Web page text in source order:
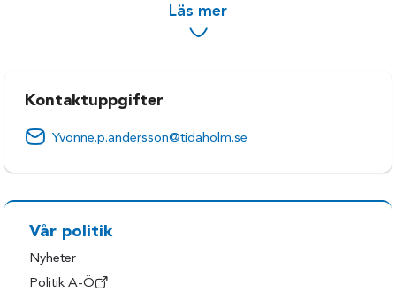
känna sig säkra och ha det bra. Det är viktigt med bra
skolor, jobb och stöd till dem som behöver hjälp. När
Läs mer
Kontaktuppgifter
Yvonne.p.andersson@tidaholm.se
Vår politik
Nyheter
Politik A-Ö